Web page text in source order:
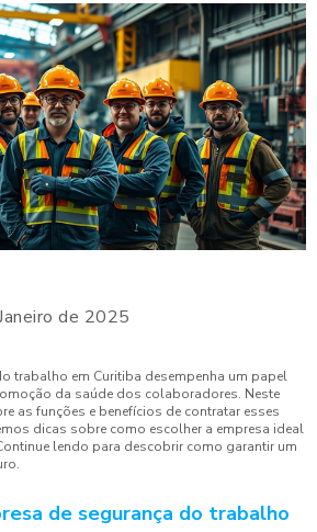
de 2025
trabalho em Curitiba desempenha um papel
da saúde dos colaboradores. Neste
as funções e benefícios de contratar esses
dicas sobre como escolher a empresa ideal
lendo para descobrir como garantir um
de segurança do trabalho